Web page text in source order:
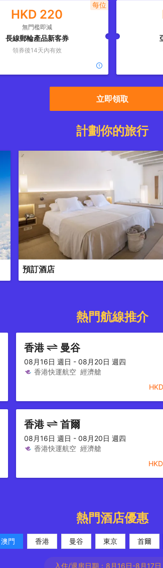
HKD 220
無門檻即減
長線郵輪產品新客券
領券後14天內有效
每位
立即領取
計劃你的旅行
預訂酒店
熱門航線推介
香港 曼谷
08月16日 週日 - 08月20日 週四
香港快運航空 經濟艙
HKD
香港 首爾
08月16日 週日 - 08月20日 週四
香港快運航空 經濟艙
HKD
熱門酒店優惠
澳門 香港 曼谷 東京 首爾
入住/退房日期： 8月16日-8月17日